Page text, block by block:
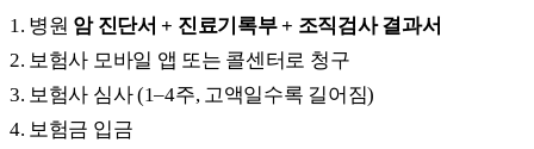
병원 암 진단서 + 진료기록부 + 조직검사 결과서
보험사 모바일 앱 또는 콜센터로 청구
보험사 심사 (1–4주, 고액일수록 길어짐)
보험금 입금